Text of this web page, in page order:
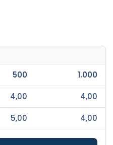
500 1.000
4,00 4,00
5,00 4,00